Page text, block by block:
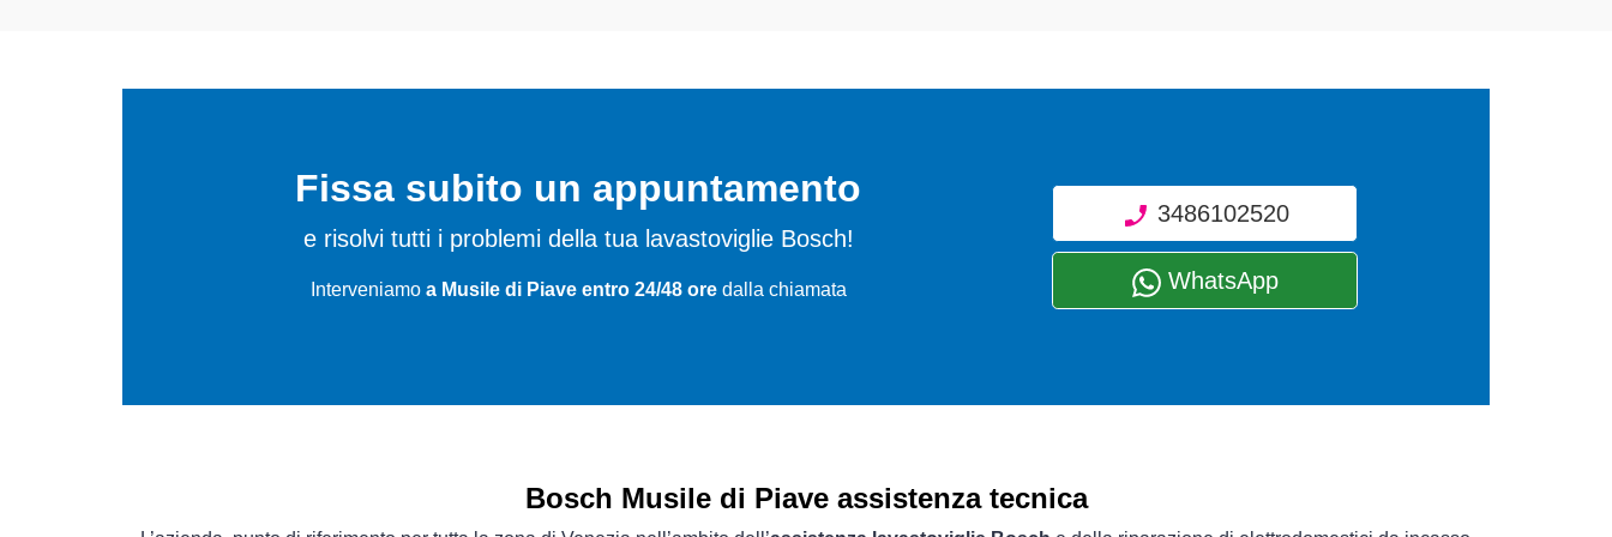
Fissa subito un appuntamento
e risolvi tutti i problemi della tua lavastoviglie Bosch!
Interveniamo a Musile di Piave entro 24/48 oredalla chiamata
3486102520
WhatsApp
Bosch Musile di Piave assistenza tecnica